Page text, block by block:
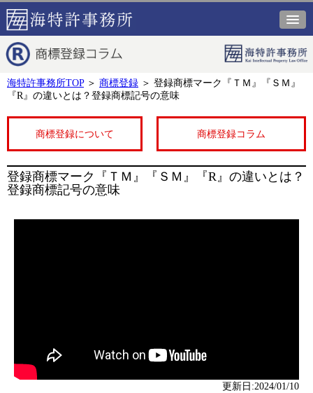
海特許事務所TOP＞ 商標登録 ＞ 登録商標マーク『ＴＭ』『ＳＭ』
『R』の違いとは？登録商標記号の意味
商標登録について 商標登録コラム
登録商標マーク『ＴＭ』『ＳＭ』『R』の違いとは？
登録商標記号の意味
更新日:2024/01/10